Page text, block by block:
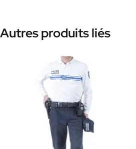
Autres produits liés